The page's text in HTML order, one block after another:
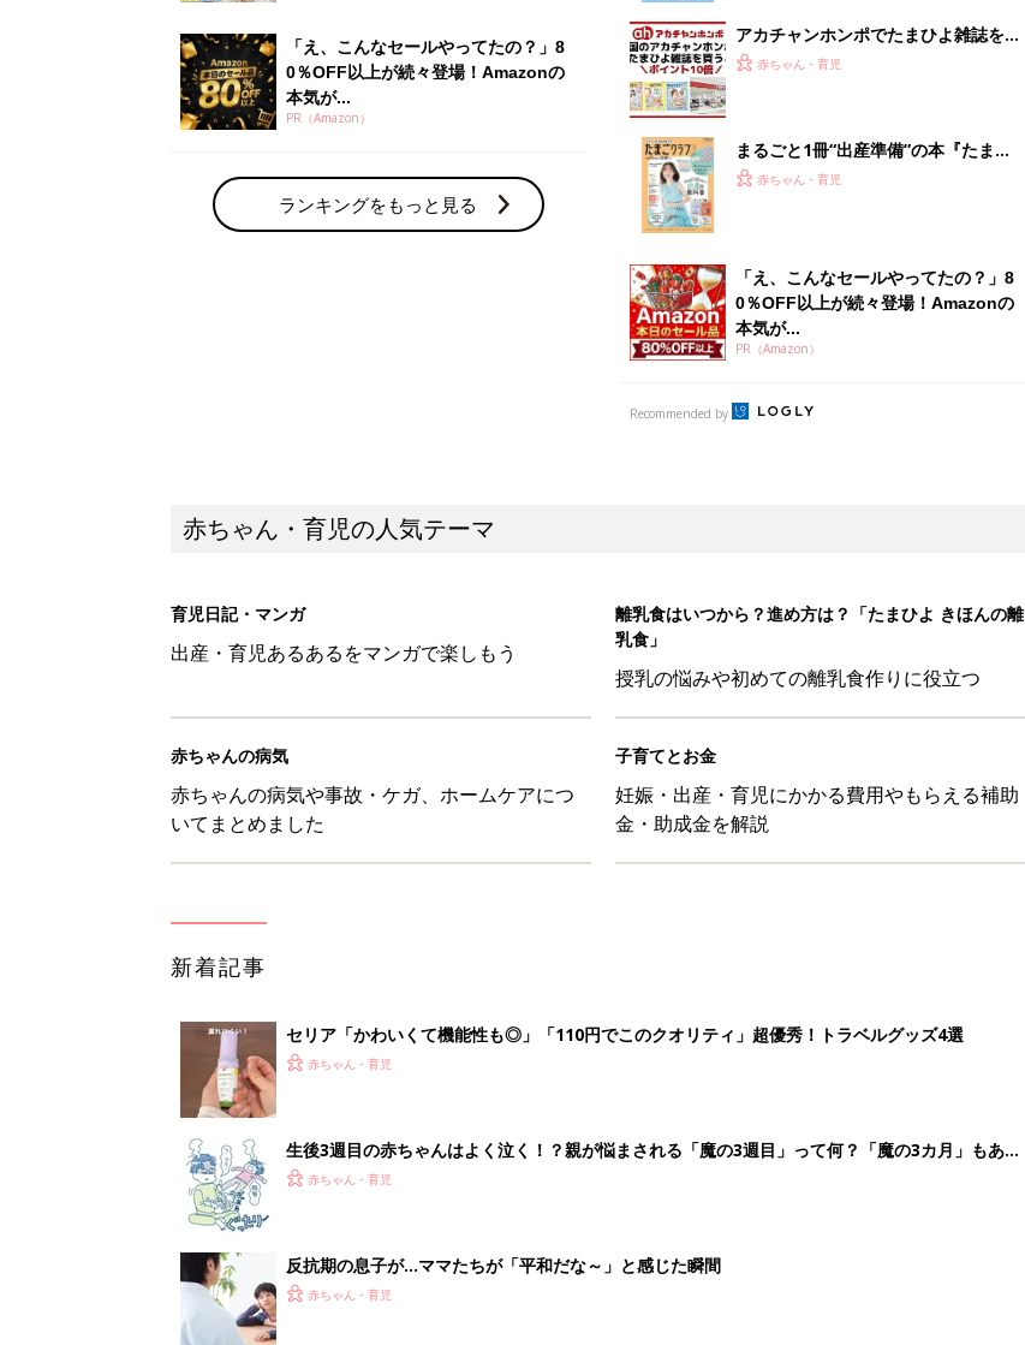
「え、こんなセールやってたの？」8
0％OFF以上が続々登場！Amazonの
本気が...
PR（Amazon）
ランキングをもっと見る
アカチャンホンポでたまひよ雑誌を買
うとポイント10倍【期間限定】
赤ちゃん・育児
まるごと1冊“出産準備”の本『たまご
クラブ 夏号』〈スペシャル大特集〉
赤ちゃん・育児
「え、こんなセールやってたの？」8
0％OFF以上が続々登場！Amazonの
本気が...
PR（Amazon）
Recommended by
赤ちゃん・育児の人気テーマ
育児日記・マンガ
出産・育児あるあるをマンガで楽しもう
離乳食はいつから？進め方は？「たまひよ きほんの離
乳食」
授乳の悩みや初めての離乳食作りに役立つ
赤ちゃんの病気
赤ちゃんの病気や事故・ケガ、ホームケアにつ
いてまとめました
子育てとお金
妊娠・出産・育児にかかる費用やもらえる補助
金・助成金を解説
新着記事
セリア「かわいくて機能性も◎」「110円でこのクオリティ」超優秀！トラベルグッズ4選
赤ちゃん・育児
生後3週目の赤ちゃんはよく泣く！？親が悩まされる「魔の3週目」って何？「魔の3カ月」もある
って本当？【専門家】
赤ちゃん・育児
反抗期の息子が...ママたちが「平和だな～」と感じた瞬間
赤ちゃん・育児